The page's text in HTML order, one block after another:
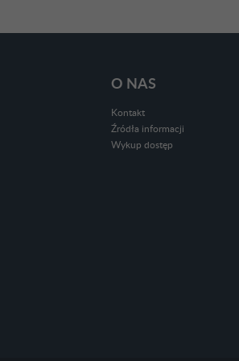
O NAS
Kontakt
Źródła informacji
Wykup dostęp